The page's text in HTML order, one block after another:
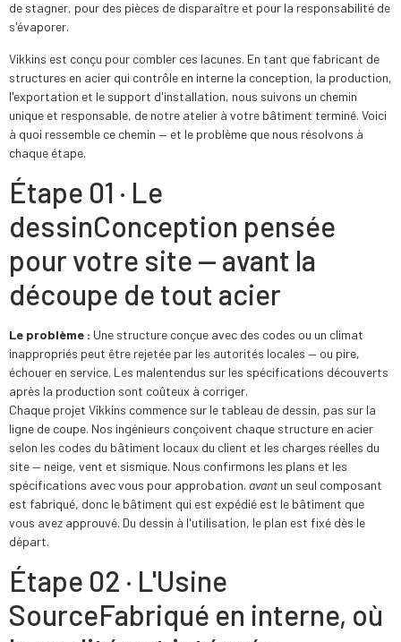
de stagner, pour des pièces de disparaître et pour la responsabilité de
s'évaporer.
Vikkins est conçu pour combler ces lacunes. En tant que fabricant de
structures en acier qui contrôle en interne la conception, la production,
l'exportation et le support d'installation, nous suivons un chemin
unique et responsable, de notre atelier à votre bâtiment terminé. Voici
à quoi ressemble ce chemin — et le problème que nous résolvons à
chaque étape.
Étape 01 · Le
dessinConception pensée
pour votre site — avant la
découpe de tout acier
Le problème : Une structure conçue avec des codes ou un climat
inappropriés peut être rejetée par les autorités locales — ou pire,
échouer en service. Les malentendus sur les spécifications découverts
après la production sont coûteux à corriger.
Chaque projet Vikkins commence sur le tableau de dessin, pas sur la
ligne de coupe. Nos ingénieurs conçoivent chaque structure en acier
selon les codes du bâtiment locaux du client et les charges réelles du
site — neige, vent et sismique. Nous confirmons les plans et les
spécifications avec vous pour approbation. avant un seul composant
est fabriqué, donc le bâtiment qui est expédié est le bâtiment que
vous avez approuvé. Du dessin à l'utilisation, le plan est fixé dès le
départ.
Étape 02 · L'Usine
SourceFabriqué en interne, où